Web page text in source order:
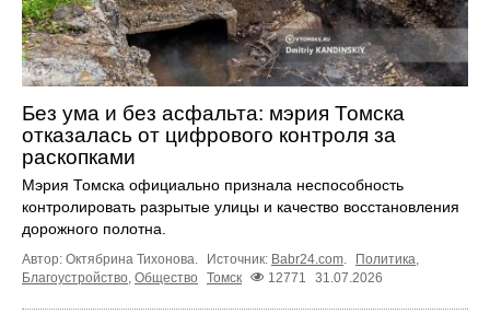
Без ума и без асфальта: мэрия Томска
отказалась от цифрового контроля за
раскопками
Мэрия Томска официально признала неспособность
контролировать разрытые улицы и качество восстановления
дорожного полотна.
Автор: Октябрина Тихонова. Источник: Babr24.com. Политика,
Благоустройство, Общество Томск 12771 31.07.2026